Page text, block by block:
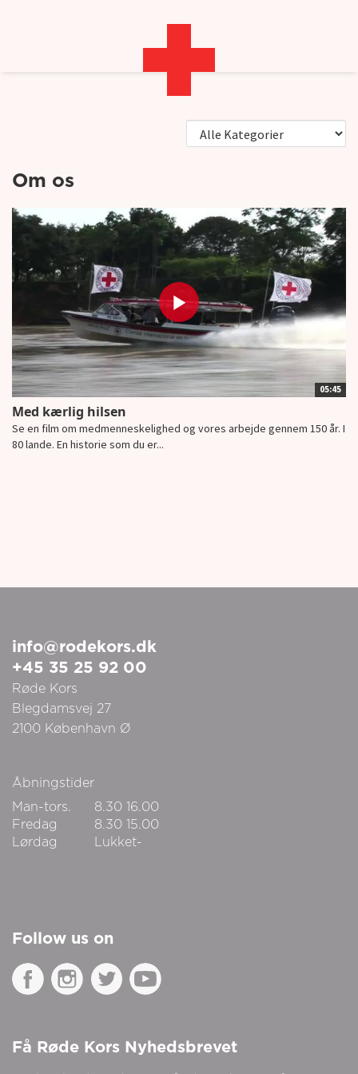
Om os
05:45
Med kærlig hilsen
Se en film om medmenneskelighed og vores arbejde gennem 150 år. I
80 lande. En historie som du er...
info@rodekors.dk
+45 35 25 92 00
Røde Kors
Blegdamsvej 27
2100 København Ø
Åbningstider
Man-tors.
8.30 16.00
Fredag
8.30 15.00
Lørdag
Lukket-
Follow us on
Få Røde Kors Nyhedsbrevet